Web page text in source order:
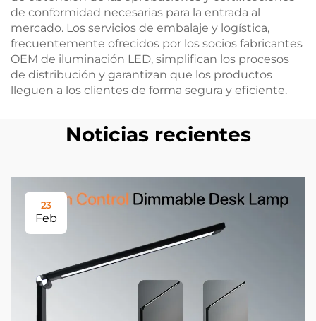
de conformidad necesarias para la entrada al
mercado. Los servicios de embalaje y logística,
frecuentemente ofrecidos por los socios fabricantes
OEM de iluminación LED, simplifican los procesos
de distribución y garantizan que los productos
lleguen a los clientes de forma segura y eficiente.
Noticias recientes
23
Feb